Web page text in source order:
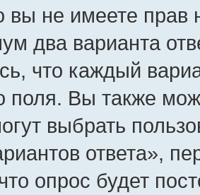
не имеете прав
два варианта
что каждый
поля. Вы также
выбрать
ответа»,
опрос будет